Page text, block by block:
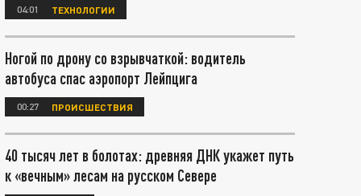
04:01 ТЕХНОЛОГИИ
Ногой по дрону со взрывчаткой: водитель
автобуса спас аэропорт Лейпцига
00:27 ПРОИСШЕСТВИЯ
40 тысяч лет в болотах: древняя ДНК укажет путь
к «вечным» лесам на русском Севере